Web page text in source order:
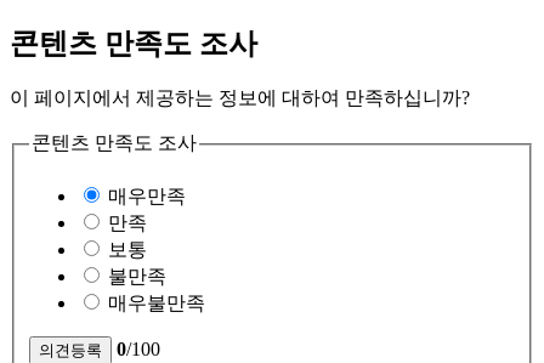
콘텐츠 만족도 조사
이 페이지에서 제공하는 정보에 대하여 만족하십니까?
콘텐츠 만족도 조사
매우만족
만족
보통
불만족
매우불만족
0/100